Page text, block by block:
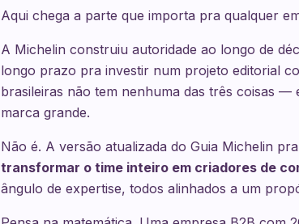
Aqui chega a parte que importa pra qualquer
A Michelin construiu autoridade ao longo de
longo prazo pra investir num projeto editorial
brasileiras não tem nenhuma das três coisas
marca grande.
Não é. A versão atualizada do Guia Michelin
transformar o time inteiro em criadores de
ângulo de expertise, todos alinhados a um